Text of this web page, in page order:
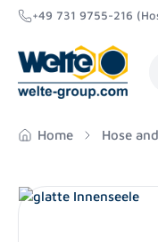
Skip to main
+49 731 9755-216
Home Hose